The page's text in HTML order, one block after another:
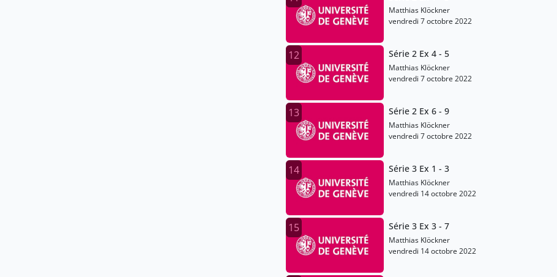
Matthias Klöckner
vendredi 7 octobre 2022
12 Série 2 Ex 4 - 5
Matthias Klöckner
vendredi 7 octobre 2022
13 Série 2 Ex 6 - 9
Matthias Klöckner
vendredi 7 octobre 2022
14 Série 3 Ex 1 - 3
Matthias Klöckner
vendredi 14 octobre 2022
15 Série 3 Ex 3 - 7
Matthias Klöckner
vendredi 14 octobre 2022